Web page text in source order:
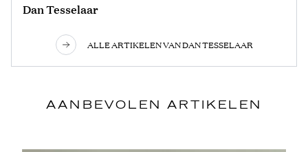
Dan Tesselaar
ALLE ARTIKELEN VAN DAN TESSELAAR
AANBEVOLEN ARTIKELEN